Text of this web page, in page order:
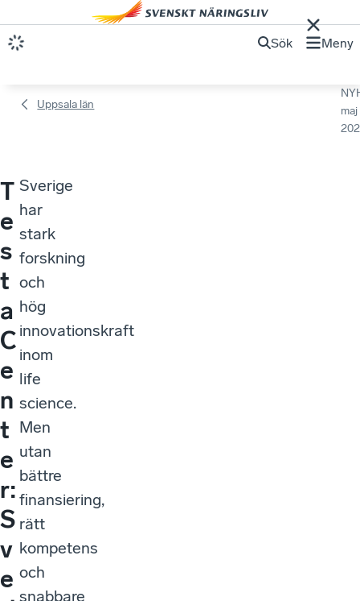
Sök Meny
Uppsala län
maj
T
e
s
t
a
C
e
n
t
e
r:
S
v
e
Sverige
har
stark
forskning
och
hög
innovationskraft
inom
life
science.
Men
utan
bättre
finansiering,
rätt
kompetens
och
snabbare